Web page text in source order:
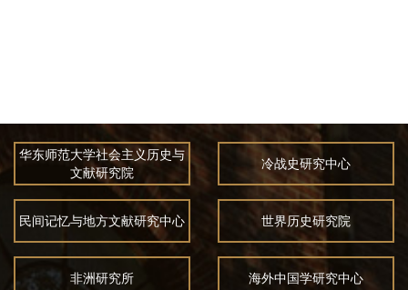
华东师范大学社会主义历史与
文献研究院
冷战史研究中心
民间记忆与地方文献研究中心 世界历史研究院
非洲研究所 海外中国学研究中心